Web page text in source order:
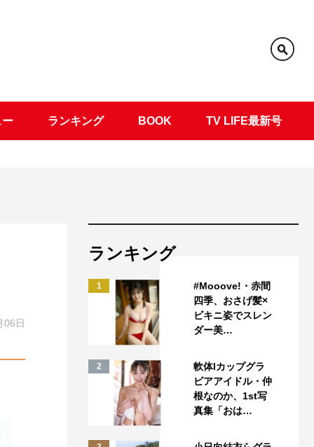
ー ランキング BOOK TV LIFE最新号
06日
ランキング
1
#Mooove!・赤間
四季、おさげ髪×
ビキニ姿でスレン
ダー美…
2
軟体Iカップグラ
ビアアイドル・仲
根なのか、1st写
真集「おは…